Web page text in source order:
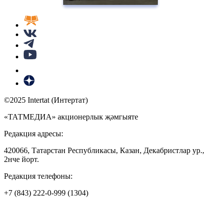
©2025 Intertat (Интертат)
«ТАТМЕДИА» акционерлык җәмгыяте
Редакция адресы:
420066, Татарстан Республикасы, Казан, Декабристлар ур.,
2нче йорт.
Редакция телефоны:
+7 (843) 222-0-999 (1304)